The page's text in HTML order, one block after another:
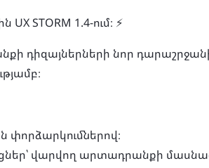
STORM 1.4-ում։ ⚡️
դիզայներների նոր
վարվող արտադրանքի